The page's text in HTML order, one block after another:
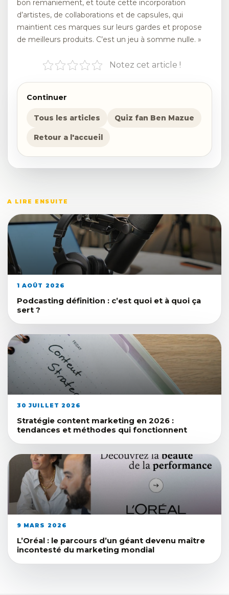
bon remaniement, et toute cette incorporation
d’artistes, de collaborations et de capsules, qui
maintient ces marques sur leurs gardes et propose
de meilleurs produits. C’est un jeu à somme nulle. »
Notez cet article !
Continuer
Tous les articles Quiz fan Ben Mazue
Retour a l'accueil
A LIRE ENSUITE
1 AOÛT 2026
Podcasting définition : c’est quoi et à quoi ça
sert ?
30 JUILLET 2026
Stratégie content marketing en 2026 :
tendances et méthodes qui fonctionnent
9 MARS 2026
L’Oréal : le parcours d’un géant devenu maître
incontesté du marketing mondial